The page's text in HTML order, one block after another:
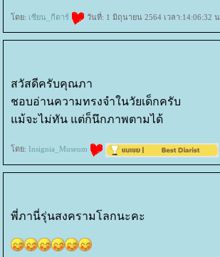
ดย: เซียน_กีตาร์ วันที่: 1 มิถุนายน 2564 เวลา:14:06:32 น.
สวัสดีครับคุณภา
ชอบอ่านความทรงจำในวัยเด็กครับ
ม้จะไม่ทัน แต่ก็นึกภาพตามได้
ดย: Insignia_Museum
พี่ภานี่รุ่นสงครามโลกนะคะ